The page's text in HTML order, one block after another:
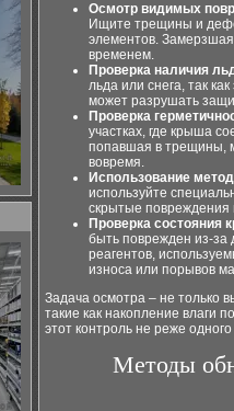
Осмотр видимых
Ищите трещины и
элементов.
временем.
Проверка наличия
льда или снега, так
может разрушать
Проверка
участках, где крыша
попавшая в трещины,
вовремя.
Использование
используйте
скрытые повреждения
Проверка состояния
быть поврежден из-за
реагентов,
износа или порывов
Задача осмотра – не только
такие как накопление влаги
этот контроль не реже
Методы